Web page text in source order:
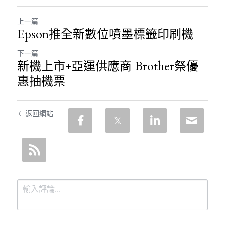
上一篇
Epson推全新數位噴墨標籤印刷機
下一篇
新機上市+亞運供應商 Brother祭優
惠抽機票
返回網站